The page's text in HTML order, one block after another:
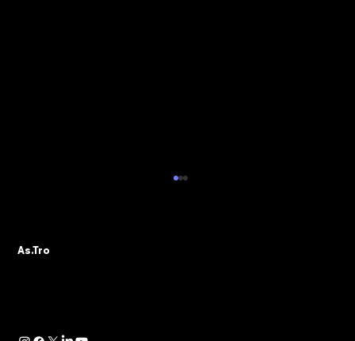
Determinazione Direttoriale di ADM, con la
As.Tro